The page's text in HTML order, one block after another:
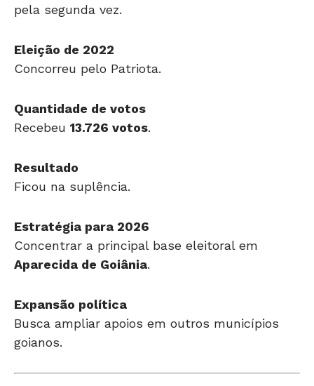
pela segunda vez.
Eleição de 2022
Concorreu pelo Patriota.
Quantidade de votos
Recebeu 13.726 votos.
Resultado
Ficou na suplência.
Estratégia para 2026
Concentrar a principal base eleitoral em
Aparecida de Goiânia.
Expansão política
Busca ampliar apoios em outros municípios
goianos.